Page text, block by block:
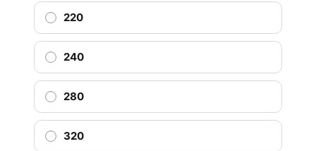
220
240
280
320